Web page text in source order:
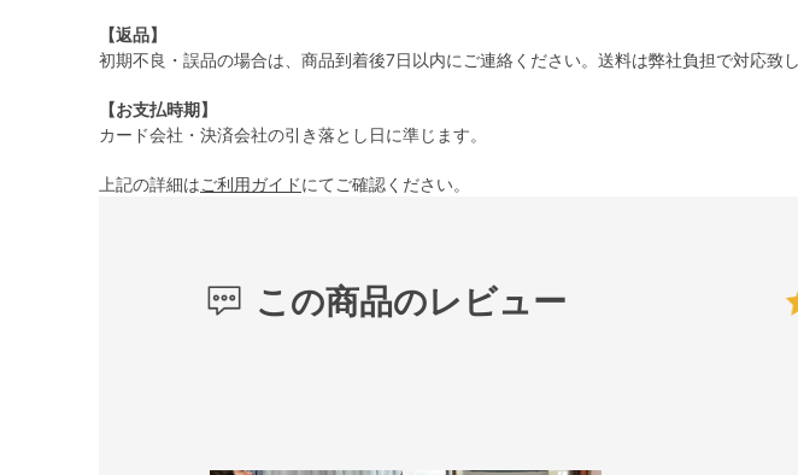
【返品】
初期不良・誤品の場合は、商品到着後7日以内にご連絡ください。送料は弊社負担で対応致
【お支払時期】
カード会社・決済会社の引き落とし日に準じます。
上記の詳細はご利用ガイドにてご確認ください。
この商品のレビュー